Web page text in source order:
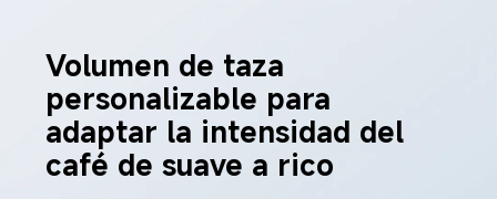
Volumen de taza
personalizable para
adaptar la intensidad del
café de suave a rico